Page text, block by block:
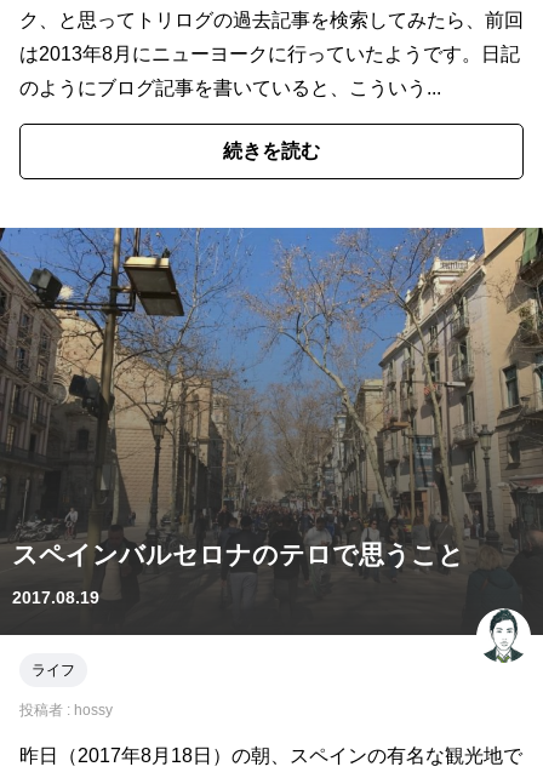
ク、と思ってトリログの過去記事を検索してみたら、前回
は2013年8月にニューヨークに行っていたようです。日記
のようにブログ記事を書いていると、こういう...
続きを読む
スペインバルセロナのテロで思うこと
2017.08.19
ライフ
投稿者 : hossy
昨日（2017年8月18日）の朝、スペインの有名な観光地で